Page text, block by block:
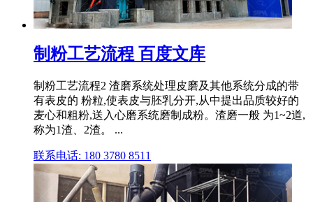
制粉工艺流程 百度文库
制粉工艺流程2 渣磨系统处理皮磨及其他系统分成的带
有表皮的 粉粒,使表皮与胚乳分开,从中提出品质较好的
麦心和粗粉,送入心磨系统磨制成粉。渣磨一般 为1~2道,
称为1渣、2渣。 ...
联系电话: 180 3780 8511